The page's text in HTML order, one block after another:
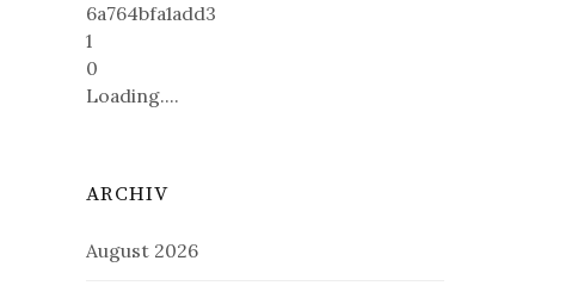
6a764bfa1add3
1
0
Loading....
ARCHIV
August 2026